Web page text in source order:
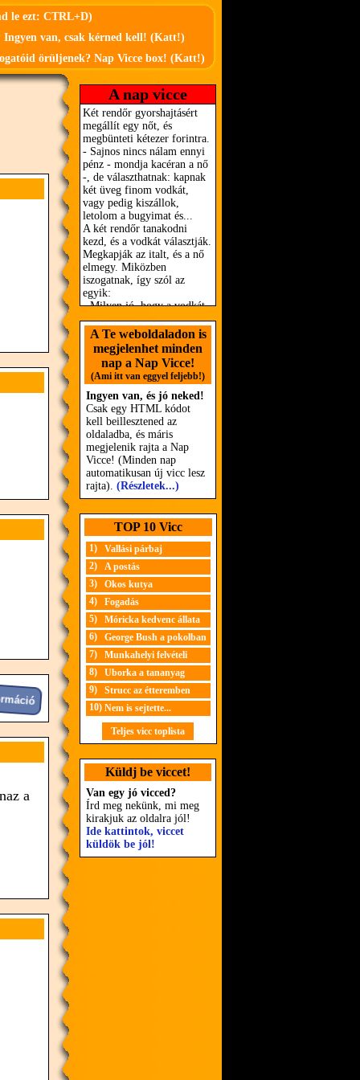
le ezt: CTRL+D)
Ingyen van, csak kérned kell! (Katt!)
örüljenek? Nap Vicce box! (Katt!)
a
A nap vicce
A Te weboldaladon is
megjelenhet minden
nap a Nap Vicce!
(Ami itt van eggyel feljebb!)
Ingyen van, és jó neked!
Csak egy HTML kódot
kell beillesztened az
oldaladba, és máris
megjelenik rajta a Nap
Vicce! (Minden nap
automatikusan új vicc lesz
rajta). (Részletek...)
TOP 10 Vicc
1)
Vallási párbaj
2)
A postás
3)
Okos kutya
4)
Fogadás
5)
Móricka kedvenc állata
6)
George Bush a pokolban
7)
Munkahelyi felvételi
8)
Uborka a tananyag
9)
Strucc az étteremben
10) Nem is sejtette...
Teljes vicc toplista
Küldj be viccet!
Van egy jó vicced?
Írd meg nekünk, mi meg
kirakjuk az oldalra jól!
Ide kattintok, viccet
küldök be jól!